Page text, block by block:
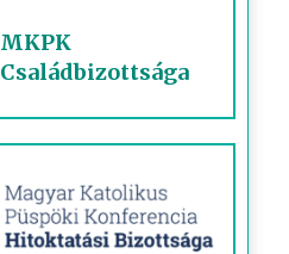
MKPK
Családbizottsága